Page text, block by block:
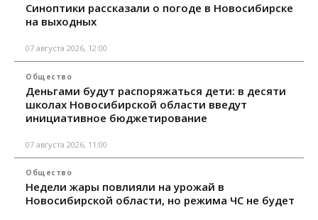
Синоптики рассказали о погоде в Новосибирске
на выходных
07 августа 2026, 12:00
Общество
Деньгами будут распоряжаться дети: в десяти
школах Новосибирской области введут
инициативное бюджетирование
07 августа 2026, 11:00
Общество
Недели жары повлияли на урожай в
Новосибирской области, но режима ЧС не будет